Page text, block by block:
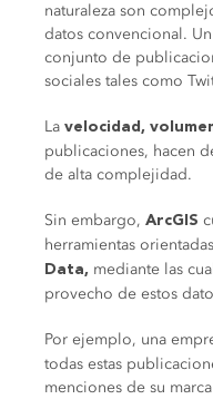
naturaleza son
datos convencional.
conjunto de
sociales tales como
La velocidad,
publicaciones, hacen
de alta complejidad.
Sin embargo, ArcGIS
herramientas
Data, mediante las
provecho de estos
Por ejemplo, una
todas estas
menciones de su